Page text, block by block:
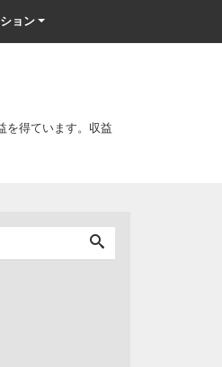
ョン
得ています。収益